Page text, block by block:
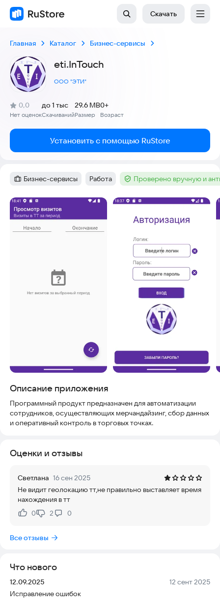
Скачать
Главная Каталог Бизнес-сервисы
eti.InTouch
ООО "ЭТИ"
Рейтинг:
0,0
(
Нет оценок
)
Скачиваний
до 1 тыс
Размер
29.6 MB
Возраст
0+
Установить с помощью RuStore
Категория :
Бизнес-сервисы Тег:
Работа Тег :Проверено вручную и
Скриншоты
Описание приложения
Программный продукт предназначен для автоматизации
сотрудников, осуществляющих мерчандайзинг, сбор данных
и оперативный контроль в торговых точках.
Оценки и отзывы
Светлана 16 сен 2025
Не видит геолокацию тт,не правильно выставляет время
нахождения в тт
Нравится:
0Не нравится:
2 0
Все отзывы
Что нового
Версия:
12.09.2025 Дата:
12 сент 2025
Исправление ошибок